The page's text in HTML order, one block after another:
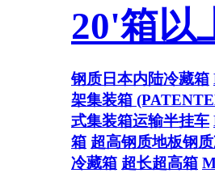
20'箱以
钢质日本内陆冷藏箱
架集装箱
式集装箱运输半挂车
箱 超高钢质地板钢
冷藏箱 超长超高箱